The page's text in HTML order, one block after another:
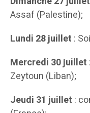
Assaf (Palestine);
Lundi 28 juillet :
Mercredi 30 juillet
Zeytoun (Liban);
Jeudi 31 juillet :